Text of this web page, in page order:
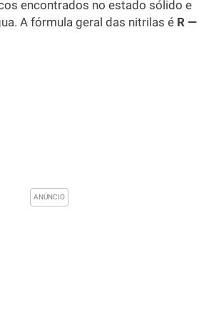
encontrados no estado sólido e
A fórmula geral das nitrilas é R —